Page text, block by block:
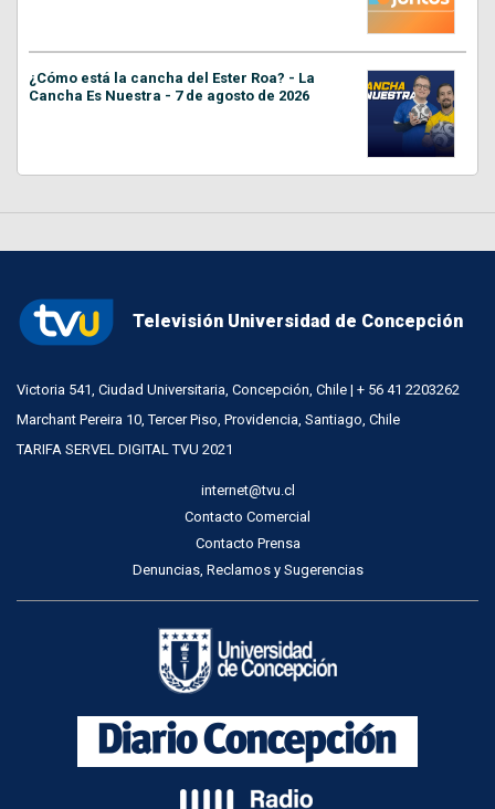
¿Cómo está la cancha del Ester Roa? - La
Cancha Es Nuestra - 7 de agosto de 2026
Televisión Universidad de Concepción
Victoria 541, Ciudad Universitaria, Concepción, Chile | + 56 41 2203262
Marchant Pereira 10, Tercer Piso, Providencia, Santiago, Chile
TARIFA SERVEL DIGITAL TVU 2021
internet@tvu.cl
Contacto Comercial
Contacto Prensa
Denuncias, Reclamos y Sugerencias